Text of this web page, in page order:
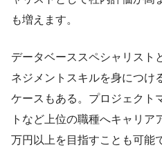
も増えます。
データベーススペシャリスト
ネジメントスキルを身につけ
ケースもある。プロジェクト
トなど上位の職種へキャリ
万円以上を目指すことも可能